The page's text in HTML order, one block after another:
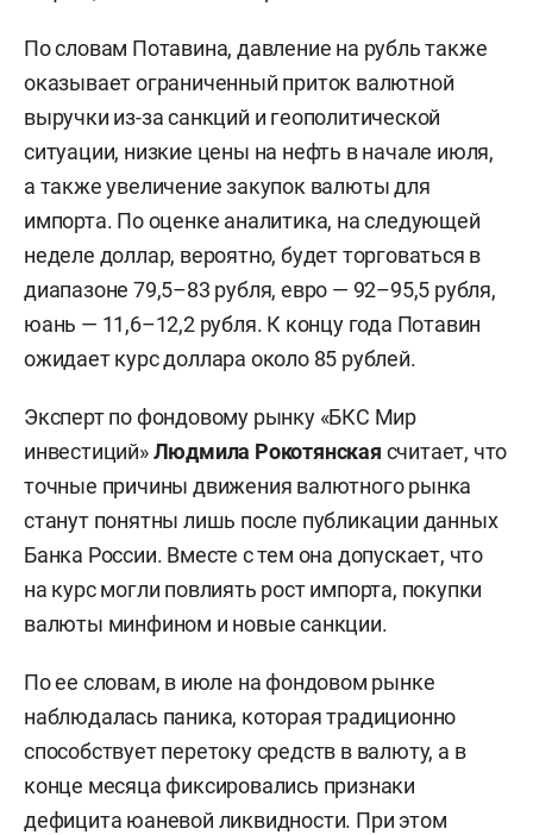
По словам Потавина, давление на рубль также
оказывает ограниченный приток валютной
выручки из-за санкций и геополитической
ситуации, низкие цены на нефть в начале июля,
а также увеличение закупок валюты для
импорта. По оценке аналитика, на следующей
неделе доллар, вероятно, будет торговаться в
диапазоне 79,5–83 рубля, евро — 92–95,5 рубля,
юань — 11,6–12,2 рубля. К концу года Потавин
ожидает курс доллара около 85 рублей.
Эксперт по фондовому рынку «БКС Мир
инвестиций»Людмила Рокотянская считает, что
точные причины движения валютного рынка
станут понятны лишь после публикации данных
Банка России. Вместе с тем она допускает, что
на курс могли повлиять рост импорта, покупки
валюты минфином и новые санкции.
По ее словам, в июле на фондовом рынке
наблюдалась паника, которая традиционно
способствует перетоку средств в валюту, а в
конце месяца фиксировались признаки
дефицита юаневой ликвидности. При этом